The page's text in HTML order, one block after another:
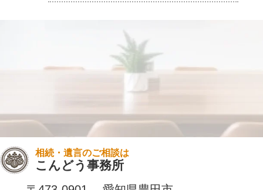
相続・遺言のご相談は
こんどう事務所